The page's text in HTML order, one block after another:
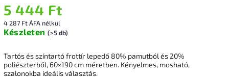
5 444 Ft
4 287 Ft ÁFA nélkül
Készleten (>5 db)
Tartós és színtartó frottír lepedő 80% pamutból és 20%
poliészterből, 60×190 cm méretben. Kényelmes, mosható,
szalonokba ideális választás.